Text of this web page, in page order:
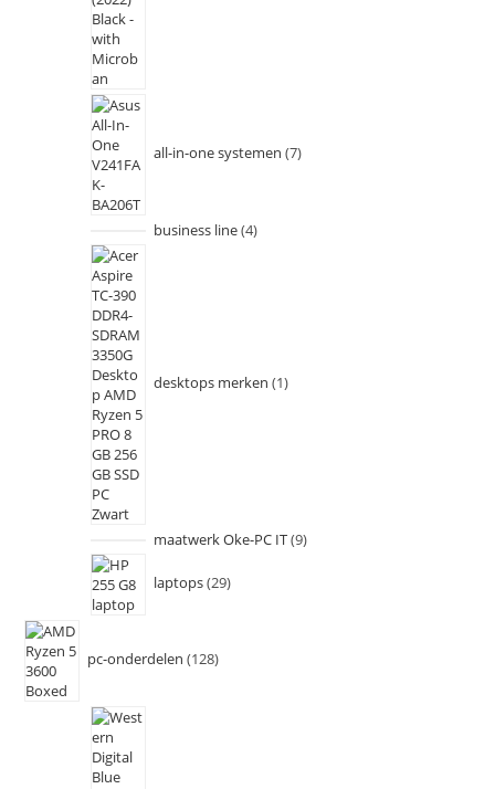
all-in-one systemen 7
business line 4
desktops merken 1
maatwerk Oke-PC IT 9
laptops 29
pc-onderdelen 128